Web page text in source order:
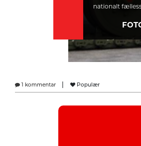
nationalt
1 kommentar Populær